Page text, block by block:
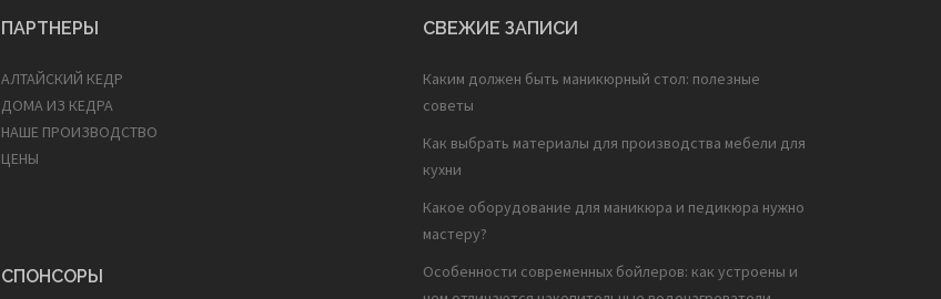
ПАРТНЕРЫ
АЛТАЙСКИЙ КЕДР
ДОМА ИЗ КЕДРА
НАШЕ ПРОИЗВОДСТВО
ЦЕНЫ
СПОНСОРЫ
СВЕЖИЕ ЗАПИСИ
Каким должен быть маникюрный стол: полезные
советы
Как выбрать материалы для производства мебели для
кухни
Какое оборудование для маникюра и педикюра нужно
мастеру?
Особенности современных бойлеров: как устроены и